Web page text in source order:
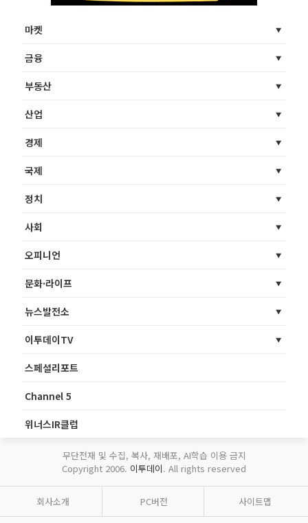
마켓
금융
부동산
산업
경제
국제
정치
사회
오피니언
문화·라이프
뉴스발전소
이투데이TV
스페셜리포트
Channel 5
위너스IR클럽
무단전재 및 수집, 복사, 재배포, AI학습 이용 금지
Copyright 2006. 이투데이. All rights reserved
회사소개 PC버전 사이트맵